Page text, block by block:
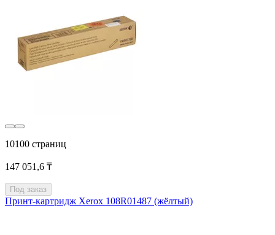
10100 страниц
147 051,6 ₸
Под заказ
Принт-картридж Xerox 108R01487 (жёлтый)